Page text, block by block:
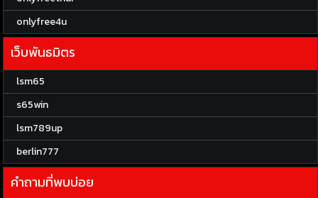
onlyfree4u
เว็บพันธมิตร
lsm65
s65win
lsm789up
berlin777
คำถามที่พบบ่อย